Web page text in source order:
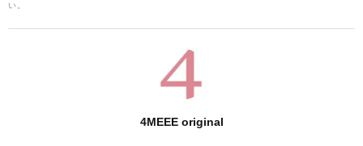
い。
4MEEE original